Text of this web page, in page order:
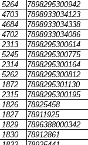
5264
7898295300942
4703
7898933034123
4684
7898933034338
4702
7898933034086
2313
7898295300614
5245
7898295300775
2314
7898295300164
5262
7898295300812
1872
7898295301130
2315
7898295300195
1826
78925458
1827
78911925
1829
7896388000342
1830
78912861